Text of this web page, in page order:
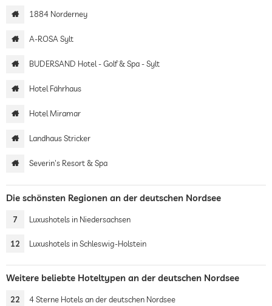
1884 Norderney
A-ROSA Sylt
BUDERSAND Hotel - Golf & Spa - Sylt
Hotel Fährhaus
Hotel Miramar
Landhaus Stricker
Severin's Resort & Spa
Die schönsten Regionen an der deutschen Nordsee
7 Luxushotels in Niedersachsen
12 Luxushotels in Schleswig-Holstein
Weitere beliebte Hoteltypen an der deutschen Nordsee
22 4 Sterne Hotels an der deutschen Nordsee